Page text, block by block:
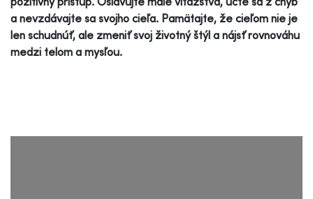
a nevzdávajte sa svojho cieľa. Pamätajte, že cieľom nie je
len schudnúť, ale zmeniť svoj životný štýl a nájsť rovnováhu
medzi telom a mysľou.